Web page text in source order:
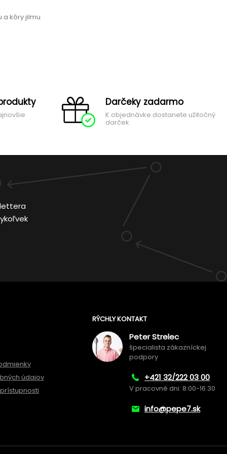
a kôry jilmu
Darčeky zadarmo
K objednávke dostanete užitočný
darček
údajov
RÝCHLY KONTAKT
Peter Strelec
špecialista zákazníckej
podpory
+421 32/222 03 00
V pracovné dni: 8:00-16:30
info@pepe7.sk